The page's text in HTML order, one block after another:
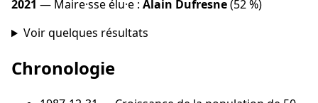
2021 — Maire·sse élu·e : Alain Dufresne(52 %)
Voir quelques résultats
Chronologie